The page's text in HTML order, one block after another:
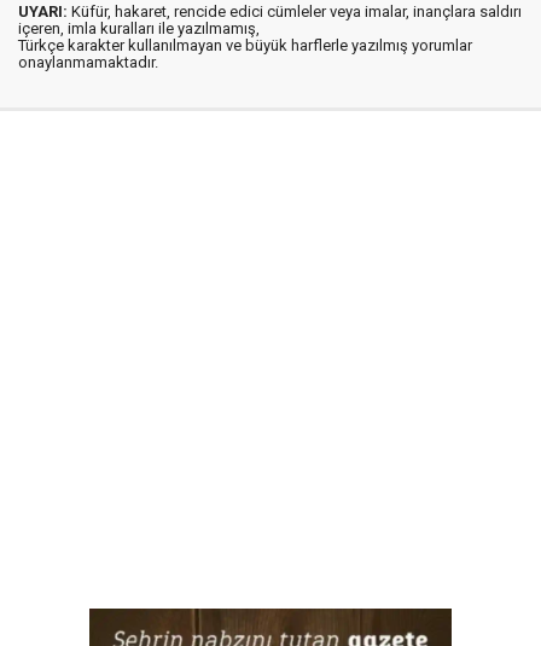
UYARI: Küfür, hakaret, rencide edici cümleler veya imalar, inançlara saldırı
içeren, imla kuralları ile yazılmamış,
Türkçe karakter kullanılmayan ve büyük harflerle yazılmış yorumlar
onaylanmamaktadır.